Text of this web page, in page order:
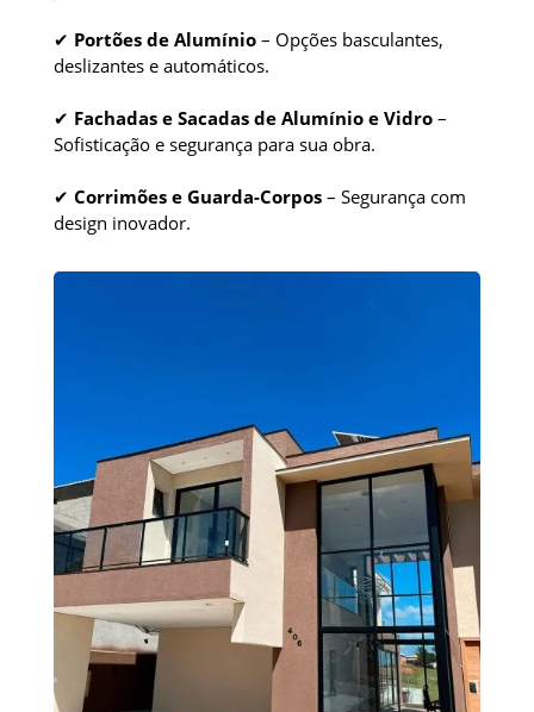
✔ Portões de Alumínio– Opções basculantes,
deslizantes e automáticos.
✔ Fachadas e Sacadas de Alumínio e Vidro–
Sofisticação e segurança para sua obra.
✔ Corrimões e Guarda-Corpos– Segurança com
design inovador.